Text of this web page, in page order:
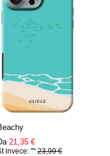
21,35 €
invece: '''' 23,99 €